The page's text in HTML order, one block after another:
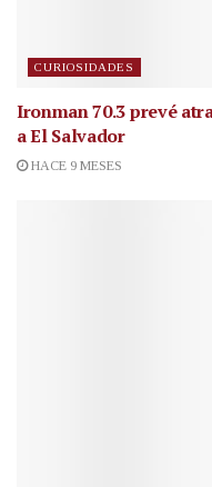
CURIOSIDADES
Ironman 70.3 prevé
a El Salvador
HACE 9 MESES